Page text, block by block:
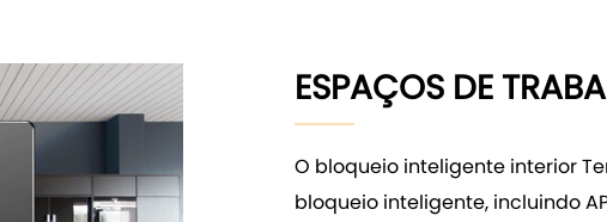
ESPAÇOS DE
O bloqueio inteligente interior
bloqueio inteligente, incluindo